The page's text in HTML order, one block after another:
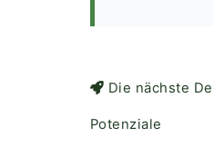
Die nächste
Potenziale